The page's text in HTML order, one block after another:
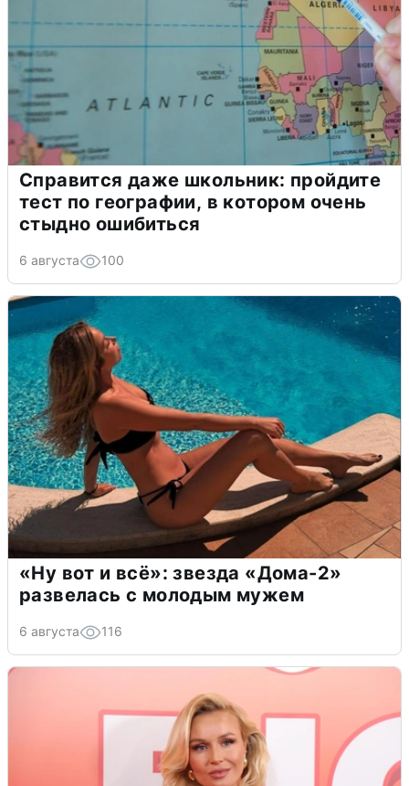
Справится даже школьник: пройдите
тест по географии, в котором очень
стыдно ошибиться
6 августа 100
«Ну вот и всё»: звезда «Дома-2»
развелась с молодым мужем
6 августа 116